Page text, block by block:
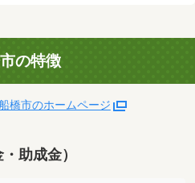
の特徴
橋市のホームページ
助成金）